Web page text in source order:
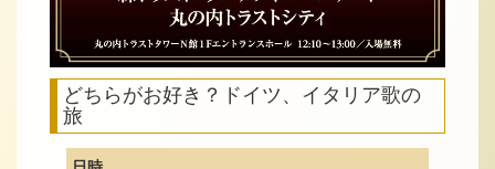
どちらがお好き？ドイツ、イタリア歌の
旅